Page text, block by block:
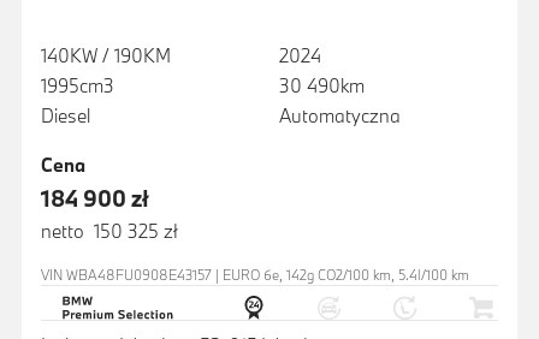
140KW / 190KM
1995cm3
Diesel
2024
30 490km
Automatyczna
Cena
184 900 zł
netto 150 325 zł
VIN WBA48FU0908E43157 | EURO 6e, 142g CO2/100 km, 5.4l/100 km